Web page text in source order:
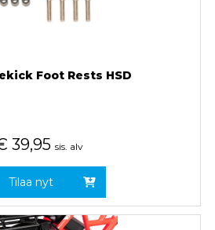
Foot Rests HSD
39,95 sis. alv
Tilaa nyt